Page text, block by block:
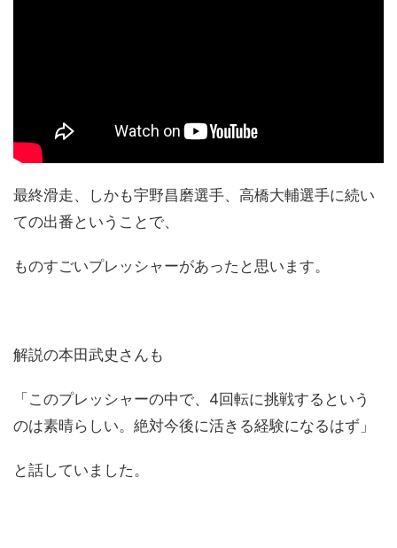
最終滑走、しかも宇野昌磨選手、高橋大輔選手に続い
ての出番ということで、
ものすごいプレッシャーがあったと思います。
解説の本田武史さんも
「このプレッシャーの中で、4回転に挑戦するという
のは素晴らしい。絶対今後に活きる経験になるはず」
と話していました。